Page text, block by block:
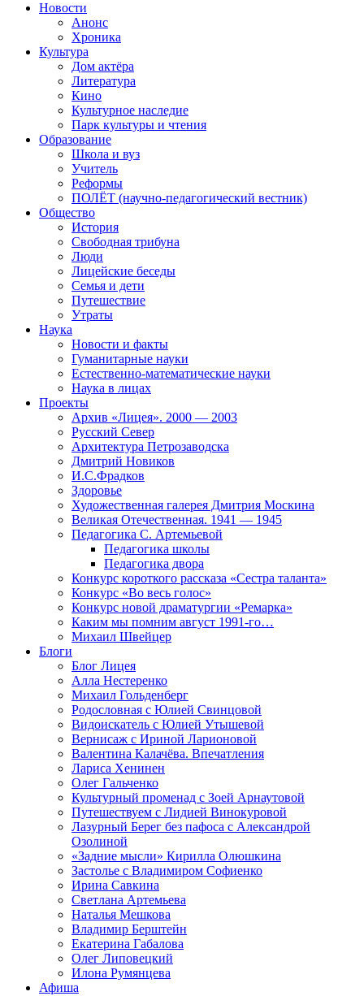
Новости
Анонс
Хроника
Культура
Дом актёра
Литература
Кино
Культурное наследие
Парк культуры и чтения
Образование
Школа и вуз
Учитель
Реформы
ПОЛЁТ (научно-педагогический вестник)
Общество
История
Свободная трибуна
Люди
Лицейские беседы
Семья и дети
Путешествие
Утраты
Наука
Новости и факты
Гуманитарные науки
Естественно-математические науки
Наука в лицах
Проекты
Архив «Лицея». 2000 — 2003
Русский Север
Архитектура Петрозаводска
Дмитрий Новиков
И.С.Фрадков
Здоровье
Художественная галерея Дмитрия Москина
Великая Отечественная. 1941 — 1945
Педагогика С. Артемьевой
Педагогика школы
Педагогика двора
Конкурс короткого рассказа «Сестра таланта»
Конкурс «Во весь голос»
Конкурс новой драматургии «Ремарка»
Каким мы помним август 1991-го…
Михаил Швейцер
Блоги
Блог Лицея
Алла Нестеренко
Михаил Гольденберг
Родословная с Юлией Свинцовой
Видоискатель с Юлией Утышевой
Вернисаж с Ириной Ларионовой
Валентина Калачёва. Впечатления
Лариса Хенинен
Олег Гальченко
Культурный променад с Зоей Арнаутовой
Путешествуем с Лидией Винокуровой
Лазурный Берег без пафоса с Александрой
Озолиной
«Задние мысли» Кирилла Олюшкина
Застолье с Владимиром Софиенко
Ирина Савкина
Светлана Артемьева
Наталья Мешкова
Владимир Берштейн
Екатерина Габалова
Олег Липовецкий
Илона Румянцева
Афиша